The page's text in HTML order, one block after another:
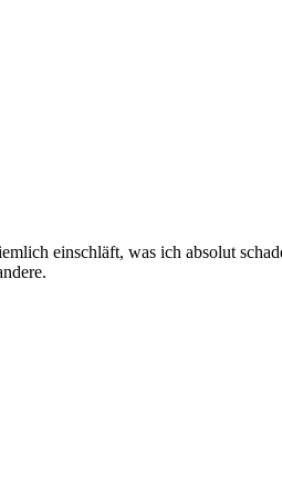
einschläft, was ich absolut